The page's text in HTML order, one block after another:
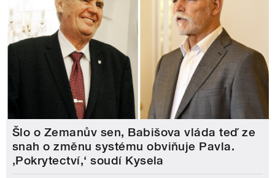
Šlo o Zemanův sen, Babišova vláda teď ze
snah o změnu systému obviňuje Pavla.
‚Pokrytectví,‘ soudí Kysela